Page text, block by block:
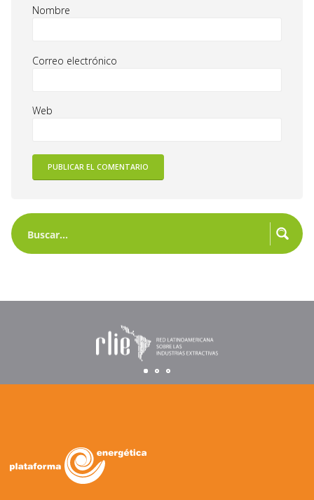
Nombre
Correo electrónico
Web